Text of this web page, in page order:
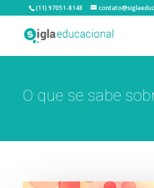
(11) 97051-8148
O que se sabe